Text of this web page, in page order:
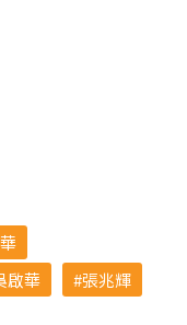
啟華
張兆輝